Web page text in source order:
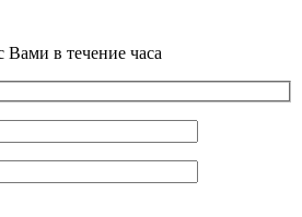
Вами в течение часа